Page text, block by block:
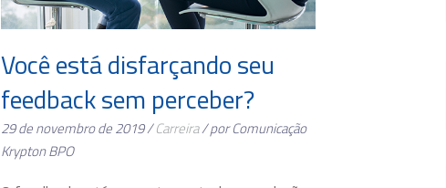
Você está disfarçando seu
feedback sem perceber?
29 de novembro de 2019 /Carreira/ por Comunicação
Krypton BPO